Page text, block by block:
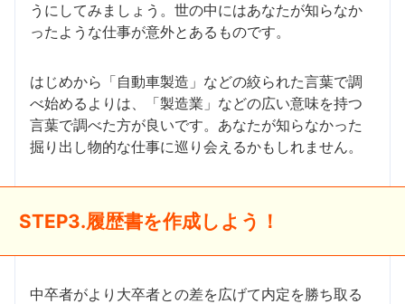
うにしてみましょう。世の中にはあなたが知らなか
ったような仕事が意外とあるものです。
はじめから「自動車製造」などの絞られた言葉で調
べ始めるよりは、「製造業」などの広い意味を持つ
言葉で調べた方が良いです。あなたが知らなかった
掘り出し物的な仕事に巡り会えるかもしれません。
STEP3.履歴書を作成しよう！
中卒者がより大卒者との差を広げて内定を勝ち取る